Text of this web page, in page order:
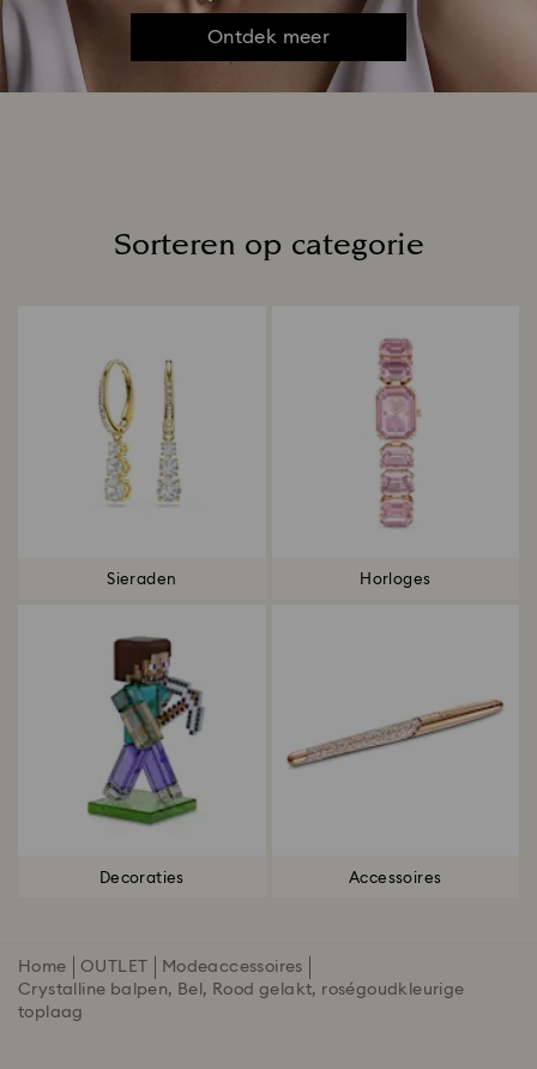
Ontdek meer
Sorteren op categorie
Sieraden Horloges
Decoraties Accessoires
Home OUTLET
Modeaccessoires
Crystalline balpen, Bel, Rood gelakt, roségoudkleurige
toplaag